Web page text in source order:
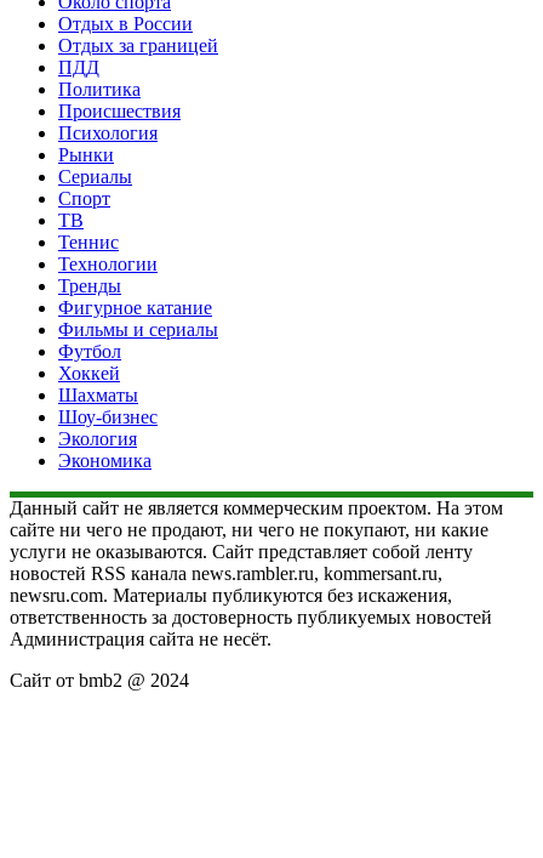
Отдых в России
Отдых за границей
ПДД
Политика
Происшествия
Психология
Рынки
Сериалы
Спорт
ТВ
Теннис
Технологии
Тренды
Фигурное катание
Фильмы и сериалы
Футбол
Хоккей
Шахматы
Шоу-бизнес
Экология
Экономика
Данный сайт не является коммерческим проектом. На этом
сайте ни чего не продают, ни чего не покупают, ни какие
услуги не оказываются. Сайт представляет собой ленту
новостей RSS канала news.rambler.ru, kommersant.ru,
newsru.com. Материалы публикуются без искажения,
ответственность за достоверность публикуемых новостей
Администрация сайта не несёт.
Сайт от bmb2 @ 2024